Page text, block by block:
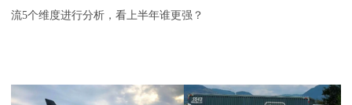
流5个维度进行分析，看上半年谁更强？